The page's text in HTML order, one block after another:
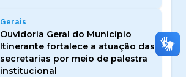
Gerais
Ouvidoria Geral do Município
Itinerante fortalece a atuação das
secretarias por meio de palestra
institucional